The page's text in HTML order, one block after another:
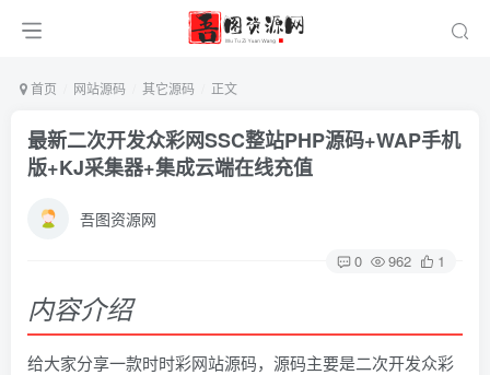
首页 网站源码 其它源码 正文
最新二次开发众彩网SSC整站PHP源码+WAP手机
版+KJ采集器+集成云端在线充值
吾图资源网
0 962 1
内容介绍
给大家分享一款时时彩网站源码，源码主要是二次开发众彩